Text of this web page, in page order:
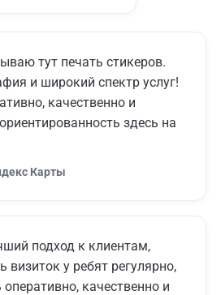
тут печать стикеров.
и широкий спектр услуг!
качественно и
здесь на
Карты
подход к клиентам,
визиток у ребят регулярно,
качественно и